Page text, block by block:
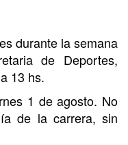
durante la semana
de Deportes,
13 hs.
1 de agosto. No
de la carrera, sin